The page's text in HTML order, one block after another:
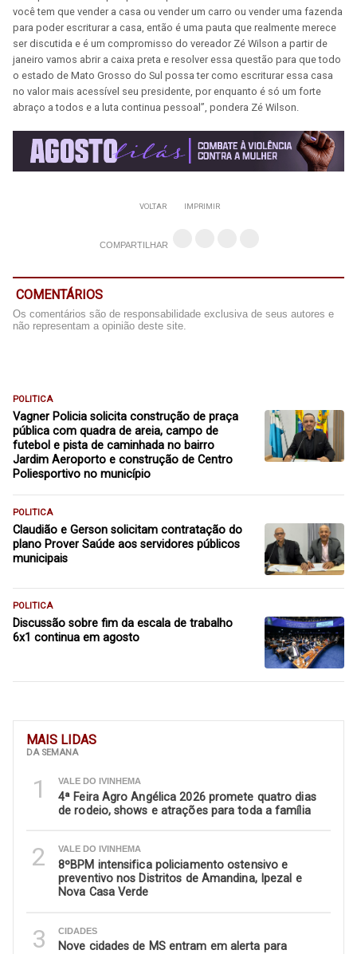
MAIS LIDAS
DA SEMANA
1 VALE DO IVINHEMA
4ª Feira Agro Angélica 2026 promete quatro dias
de rodeio, shows e atrações para toda a família
2 VALE DO IVINHEMA
8ºBPM intensifica policiamento ostensivo e
preventivo nos Distritos de Amandina, Ipezal e
Nova Casa Verde
3 CIDADES
Nove cidades de MS entram em alerta para
você tem que vender a casa ou vender um carro ou vender uma fazenda
para poder escriturar a casa, então é uma pauta que realmente merece
ser discutida e é um compromisso do vereador Zé Wilson a partir de
janeiro vamos abrir a caixa preta e resolver essa questão para que todo
o estado de Mato Grosso do Sul possa ter como escriturar essa casa
no valor mais acessível seu presidente, por enquanto é só um forte
abraço a todos e a luta continua pessoal”, pondera Zé Wilson.
VOLTAR IMPRIMIR
COMPARTILHAR
COMENTÁRIOS
Os comentários são de responsabilidade exclusiva de seus autores e
não representam a opinião deste site.
POLITICA
Vagner Policia solicita construção de praça
pública com quadra de areia, campo de
futebol e pista de caminhada no bairro
Jardim Aeroporto e construção de Centro
Poliesportivo no município
POLITICA
Claudião e Gerson solicitam contratação do
plano Prover Saúde aos servidores públicos
municipais
POLITICA
Discussão sobre fim da escala de trabalho
6x1 continua em agosto